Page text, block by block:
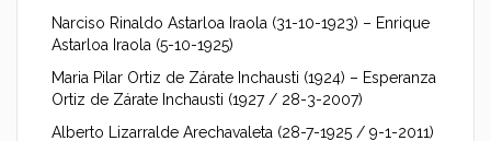
Narciso Rinaldo Astarloa Iraola (31-10-1923) – Enrique
Astarloa Iraola (5-10-1925)
Maria Pilar Ortiz de Zárate Inchausti (1924) – Esperanza
Ortiz de Zárate Inchausti (1927 / 28-3-2007)
Alberto Lizarralde Arechavaleta (28-7-1925 / 9-1-2011)